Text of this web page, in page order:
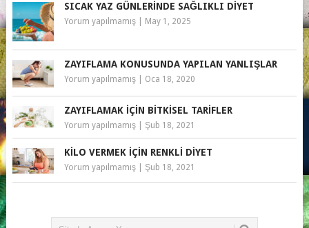
SICAK YAZ GÜNLERINDE SAĞLIKLI DIYET
Yorum yapılmamış| May 1, 2025
ZAYIFLAMA KONUSUNDA YAPILAN YANLIŞLAR
Yorum yapılmamış| Oca 18, 2020
ZAYIFLAMAK IÇIN BITKISEL TARIFLER
Yorum yapılmamış| Şub 18, 2021
KILO VERMEK IÇIN RENKLI DIYET
Yorum yapılmamış| Şub 18, 2021